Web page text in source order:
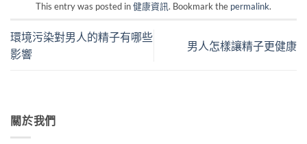
This entry was posted in健康資訊. Bookmark the permalink.
環境污染對男人的精子有哪些
影響
男人怎樣讓精子更健康
關於我們